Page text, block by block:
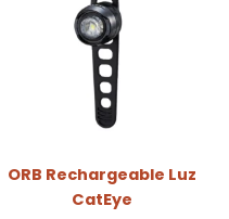
ORB Rechargeable Luz
CatEye